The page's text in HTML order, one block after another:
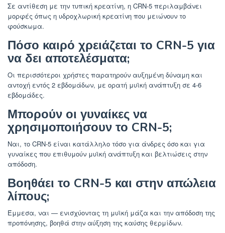
Σε αντίθεση με την τυπική κρεατίνη, η CRN-5 περιλαμβάνει
μορφές όπως η υδροχλωρική κρεατίνη που μειώνουν το
φούσκωμα.
Πόσο καιρό χρειάζεται το CRN-5 για
να δει αποτελέσματα;
Οι περισσότεροι χρήστες παρατηρούν αυξημένη δύναμη και
αντοχή εντός 2 εβδομάδων, με ορατή μυϊκή ανάπτυξη σε 4-6
εβδομάδες.
Μπορούν οι γυναίκες να
χρησιμοποιήσουν το CRN-5;
Ναι, το CRN-5 είναι κατάλληλο τόσο για άνδρες όσο και για
γυναίκες που επιθυμούν μυϊκή ανάπτυξη και βελτιώσεις στην
απόδοση.
Βοηθάει το CRN-5 και στην απώλεια
λίπους;
Έμμεσα, ναι — ενισχύοντας τη μυϊκή μάζα και την απόδοση της
προπόνησης, βοηθά στην αύξηση της καύσης θερμίδων.